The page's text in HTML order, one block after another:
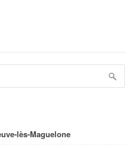
lès-Maguelone